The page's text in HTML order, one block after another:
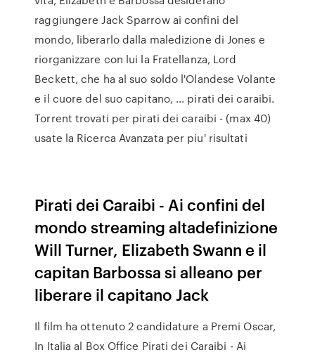
raggiungere Jack Sparrow ai confini del
mondo, liberarlo dalla maledizione di Jones e
riorganizzare con lui la Fratellanza, Lord
Beckett, che ha al suo soldo l'Olandese Volante
e il cuore del suo capitano, … pirati dei caraibi.
Torrent trovati per pirati dei caraibi - (max 40)
usate la Ricerca Avanzata per piu' risultati
Pirati dei Caraibi - Ai confini del
mondo streaming altadefinizione
Will Turner, Elizabeth Swann e il
capitan Barbossa si alleano per
liberare il capitano Jack
Il film ha ottenuto 2 candidature a Premi Oscar,
In Italia al Box Office Pirati dei Caraibi - Ai